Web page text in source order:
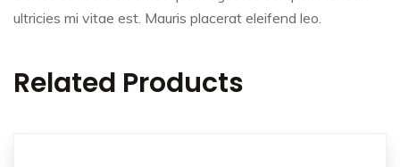
ultricies mi vitae est. Mauris placerat eleifend leo.
Related Products